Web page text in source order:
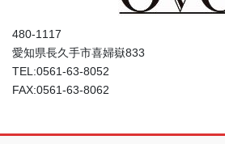
480-1117
愛知県長久手市喜婦嶽833
TEL:0561-63-8052
FAX:0561-63-8062